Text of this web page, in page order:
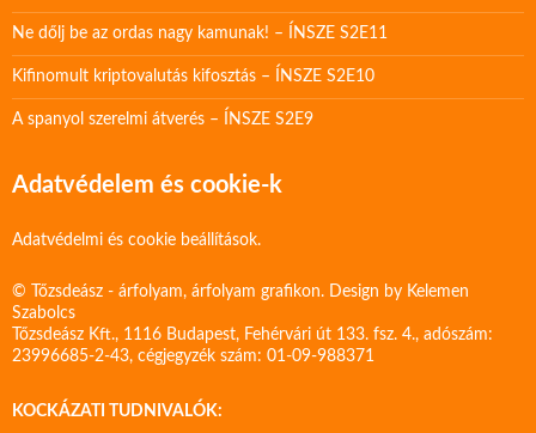
Ne dőlj be az ordas nagy kamunak! – ÍNSZE S2E11
Kifinomult kriptovalutás kifosztás – ÍNSZE S2E10
A spanyol szerelmi átverés – ÍNSZE S2E9
Adatvédelem és cookie-k
Adatvédelmi és cookie beállítások.
© Tőzsdeász - árfolyam, árfolyam grafikon. Design by Kelemen
Szabolcs
Tőzsdeász Kft., 1116 Budapest, Fehérvári út 133. fsz. 4., adószám:
23996685-2-43, cégjegyzék szám: 01-09-988371
KOCKÁZATI TUDNIVALÓK: